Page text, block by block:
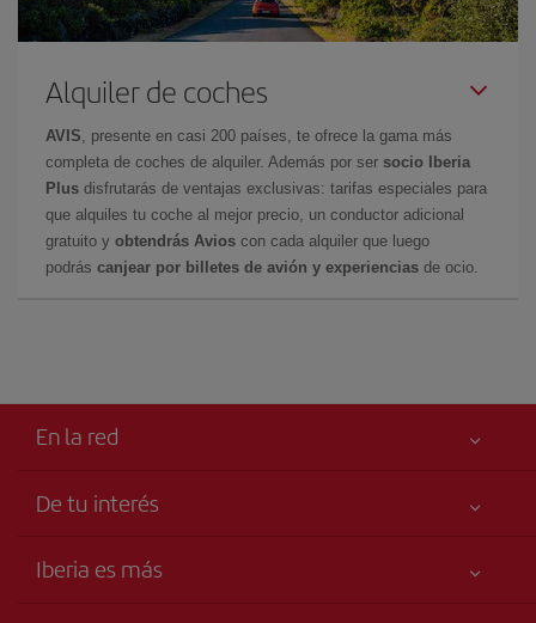
Alquiler de coches
AVIS , presente en casi 200 países, te ofrece la gama más
completa de coches de alquiler. Además por ser socio Iberia
Plus disfrutarás de ventajas exclusivas: tarifas especiales para
que alquiles tu coche al mejor precio, un conductor adicional
gratuito y obtendrás Avios con cada alquiler que luego
podrás canjear por billetes de avión y experiencias de ocio.
En la red
De tu interés
Accesibilidad
Iberia es más